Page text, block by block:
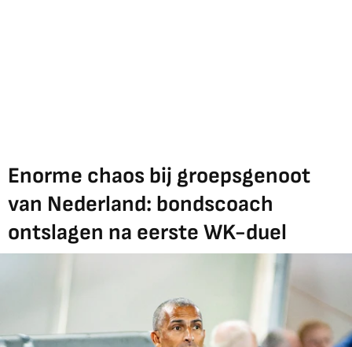
Enorme chaos bij groepsgenoot
van Nederland: bondscoach
ontslagen na eerste WK-duel